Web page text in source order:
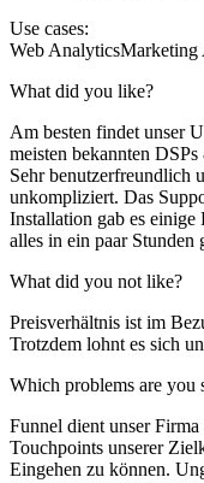
Use cases:
Web AnalyticsMarketing
What did you like?
Am besten findet unser
meisten bekannten
Sehr benutzerfreundlich
unkompliziert. Das
Installation gab es einige
alles in ein paar Stunden
What did you not like?
Preisverhältnis ist im
Trotzdem lohnt es sich
Which problems are
Funnel dient unser
Touchpoints unserer
Eingehen zu können.